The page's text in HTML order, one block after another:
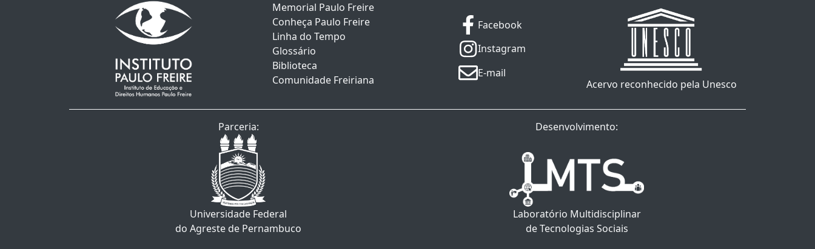
Memorial Paulo Freire
Conheça Paulo Freire
Linha do Tempo
Glossário
Biblioteca
Comunidade Freiriana
Facebook
Instagram
E-mail
Acervo reconhecido pela Unesco
Parceria:
Universidade Federal
do Agreste de Pernambuco
Desenvolvimento:
Laboratório Multidisciplinar
de Tecnologias Sociais